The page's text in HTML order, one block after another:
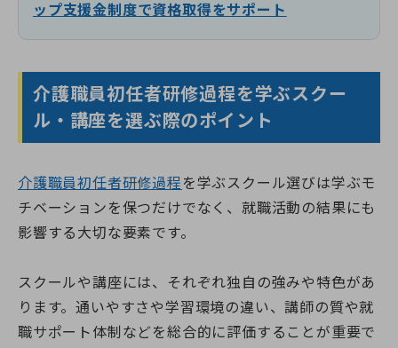
ップ支援金制度で資格取得をサポート
介護職員初任者研修過程を学ぶスクー
ル・講座を選ぶ際のポイント
介護職員初任者研修過程 を学ぶスクール選びは学ぶモ
チベーションを保つだけでなく、就職活動の結果にも
影響する大切な要素です。
スクールや講座には、それぞれ独自の強みや特色があ
ります。通いやすさや学習環境の違い、講師の質や就
職サポート体制などを総合的に評価することが重要で